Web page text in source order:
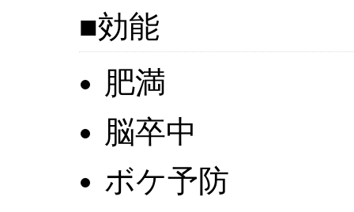
効能
肥満
脳卒中
ボケ予防